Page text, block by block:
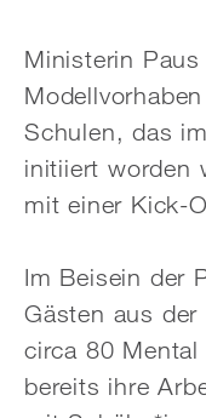
Ministerin
Schulen, das
initiiert worden
mit einer Kick-
Im Beisein der
Gästen aus
circa 80
bereits ihre